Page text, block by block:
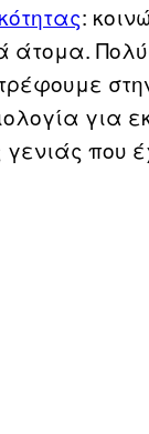
:
για
που